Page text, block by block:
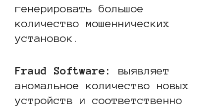
генерировать большое
количество мошеннических
установок.
Fraud Software:
выявляет
аномальное количество новых
устройств и соответственно